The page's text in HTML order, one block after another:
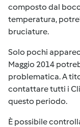
composto dal
temperatura,
bruciature.
Solo pochi
Maggio 2014
problematica. A
contattare tutti i
questo periodo.
È possibile